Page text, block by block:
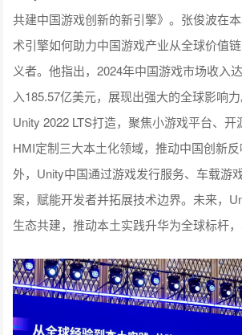
共建中国游戏创新的新引擎》。张俊波在
术引擎如何助力中国游戏产业从全球价值
义者。他指出，2024年中国游戏市场收入
入185.57亿美元，展现出强大的全球影响
Unity 2022 LTS打造，聚焦小游戏平台、
HMI定制三大本土化领域，推动中国创新
外，Unity中国通过游戏发行服务、车载游
案，赋能开发者并拓展技术边界。未来，
生态共建，推动本土实践升华为全球标杆，